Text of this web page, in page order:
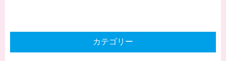
カテゴリー